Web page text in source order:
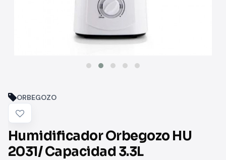
ORBEGOZO
Humidificador Orbegozo HU
2031/ Capacidad 3.3L